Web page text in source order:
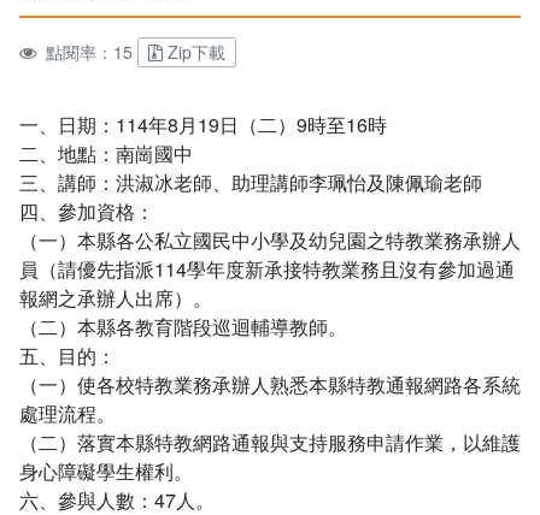
點閱率：15 Zip下載
一、日期：114年8月19日（二）9時至16時
二、地點：南崗國中
三、講師：洪淑冰老師、助理講師李珮怡及陳佩瑜老師
四、參加資格：
（一）本縣各公私立國民中小學及幼兒園之特教業務承辦人
員（請優先指派114學年度新承接特教業務且沒有參加過通
報網之承辦人出席）。
（二）本縣各教育階段巡迴輔導教師。
五、目的：
（一）使各校特教業務承辦人熟悉本縣特教通報網路各系統
處理流程。
（二）落實本縣特教網路通報與支持服務申請作業，以維護
身心障礙學生權利。
六、參與人數：47人。